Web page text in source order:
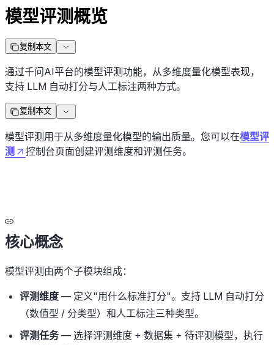
模型评测概览
复制本文
通过千问AI平台的模型评测功能，从多维度量化模型表现，
支持 LLM 自动打分与人工标注两种方式。
复制本文
模型评测用于从多维度量化模型的输出质量。您可以在模型评
测
控制台页面创建评测维度和评测任务。
核心概念
模型评测由两个子模块组成：
评测维度 — 定义"用什么标准打分"。支持 LLM 自动打分
（数值型 / 分类型）和人工标注三种类型。
评测任务— 选择评测维度 + 数据集 + 待评测模型，执行